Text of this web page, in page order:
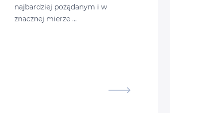
najbardziej pożądanym i w
znacznej mierze …